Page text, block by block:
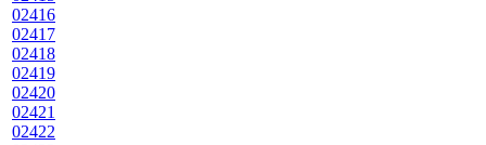
02416
02417
02418
02419
02420
02421
02422